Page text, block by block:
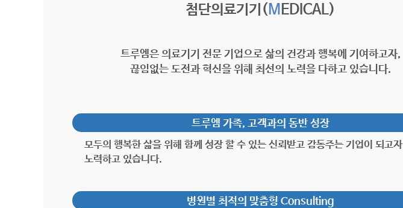
첨단의료기기( M EDICAL)
트루엠은 의료기기 전문 기업으로 삶의 건강과 행복에 기여하고자,
끊임없는 도전과 혁신을 위해 최선의 노력을 다하고 있습니다.
트루엠 가족, 고객과의 동반 성장
모두의 행복한 삶을 위해 함께 성장 할 수 있는 신뢰받고 감동주는 기업이 되고자
노력하고 있습니다.
병원별 최적의 맞춤형 Consulting